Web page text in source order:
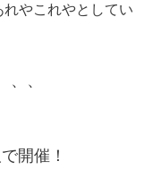
やこれやとしてい
、
開催！